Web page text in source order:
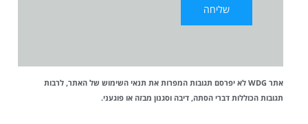
אתר WDG לא יפרסם תגובות המפרות את תנאי השימוש של האתר, לרבות
תגובות הכוללות דברי הסתה, דיבה וסגנון מבזה או פוגעני.